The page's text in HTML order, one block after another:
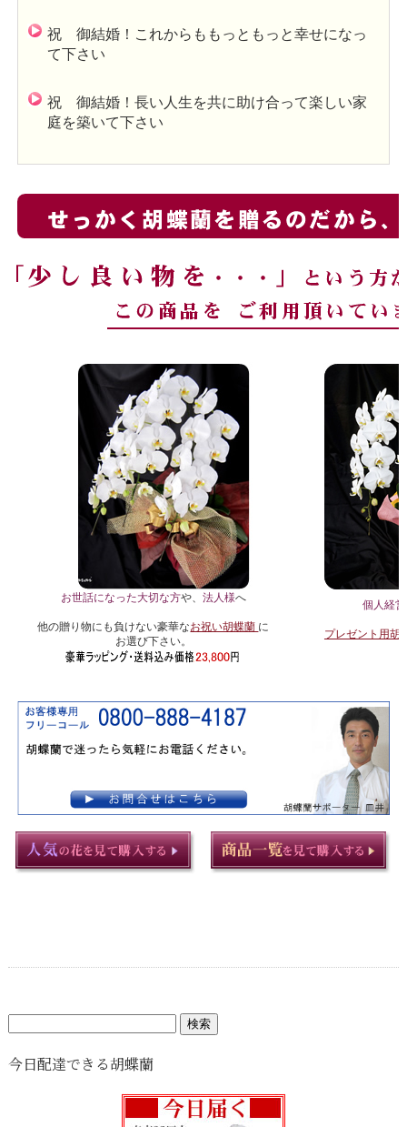
祝 御結婚！これからももっともっと幸せになっ
て下さい
祝 御結婚！長い人生を共に助け合って楽しい家
庭を築いて下さい
お世話になった大切な方や、 法人様へ
他の贈り物にも負けない豪華なお祝い胡蝶蘭 に
お選び下さい。
個人経
プレゼント用胡
今日配達できる胡蝶蘭